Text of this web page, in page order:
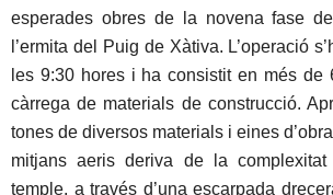
esperades obres de la novena fase
l’ermita del Puig de Xàtiva. L’operació
les 9:30 hores i ha consistit en més de
càrrega de materials de construcció.
tones de diversos materials i eines
mitjans aeris deriva de la complexitat
temple, a través d’una escarpada